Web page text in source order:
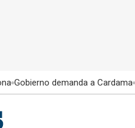
Gobierno demanda a Cardama